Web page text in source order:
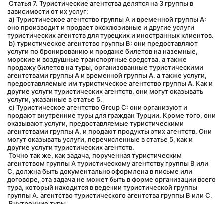
зависимости от их услуг:
оно производит и продает эксклюзивные и другие услуги
туристических агентств для турецких и иностранных клиентов.
услуги по бронированию и продаже билетов на наземные,
морские и воздушные транспортные средства, а также
продажу билетов на туры, организованные туристическими
агентствами группы A и временной группы A, а также услуги,
предоставляемые им туристическое агентство группы А. Как и
другие услуги туристических агентств, они могут оказывать
услуги, указанные в статье 5.
продают внутренние туры для граждан Турции. Кроме того, они
оказывают услуги, предоставляемые туристическими
агентствами группы А, и продают продукты этих агентств. Они
могут оказывать услуги, перечисленные в статье 5, как и
другие услуги туристических агентств.
агентством группы А туристическому агентству группы В или
С, должна быть документально оформлена в письме или
договоре, эта задача не может быть в форме организации всего
тура, который находится в ведении туристической группы
группы А. агентство туристического агентства группы B или C.